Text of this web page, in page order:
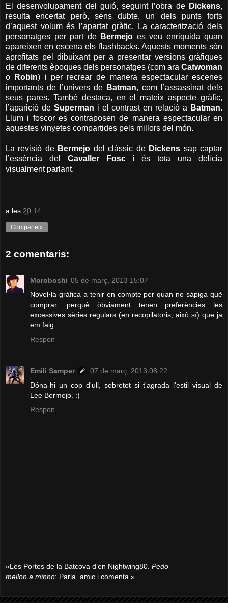
El desenvolupament del guió, seguint l’obra de Dickens,
resulta encertat però, sens dubte, un dels punts forts
d’aquest volum és l’apartat gràfic. La caracterització dels
personatges per part de Bermejo es veu enriquida quan
apareixen en escena els flashbacks. Aquests moments són
aprofitats pel dibuixant per a presentar versions gràfiques
de diferents èpoques dels personatges (com ara Catwoman
o
Robin) i per recrear de manera espectacular escenes
importants de l’univers de Batman, com l’assassinat dels
seus pares. També destaca, en el mateix aspecte gràfic,
l’aparició de Superman i el contrast en relació a Batman.
Llum i foscor es contraposen de manera espectacular en
aquestes vinyetes compartides pels millors del món.
La revisió de Bermejo del clàssic de Dickens sap captar
l’essència del Cavaller Fosci és tota una delícia
visualment parlant.
a les 20:14
Comparteix
2 comentaris:
Moroboshi 05 de març, 2013 15:07
Novel·la gràfica a tenir en compte per quan no sàpiga què
comprar, perquè òbviament tenen preferències les
excessives sèries regulars (en recopilatoris, això sí) que ja
em faig.
Respon
Emili Samper
07 de març, 2013 08:22
Dóna-hi un cop d'ull, sobretot si t'agrada l'estil visual de
Lee Bermejo. :)
Respon
«Les Portes de la Batcova d’en Nightwing80. Pedo
mellon a minno: Parla, amic i comenta.»